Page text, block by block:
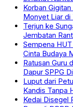
Korban
Monyet Liar di
Terjun ke
Jembatan
Sempena
Cinta Budaya
Ratusan Guru
Dapur SPPG
Luput dari
Kandis Tanpa
Kedai Disegel